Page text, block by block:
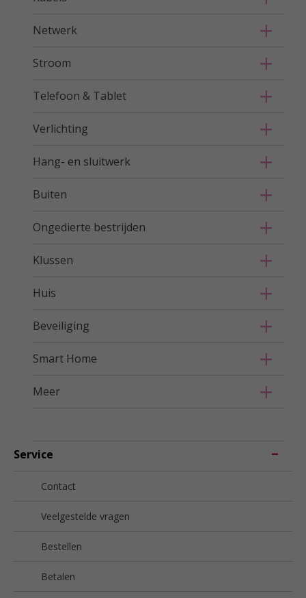
Netwerk
Stroom
Telefoon & Tablet
Verlichting
Hang- en sluitwerk
Buiten
Ongedierte bestrijden
Klussen
Huis
Beveiliging
Smart Home
Meer
Service
Contact
Veelgestelde vragen
Bestellen
Betalen